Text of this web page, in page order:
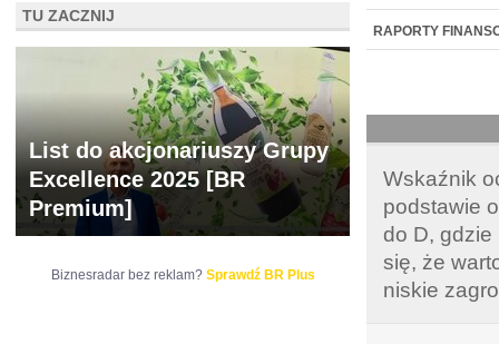
BR LAB
RAPORTY
Wskaźnik
podstawie
do D, gdzie
się, że
niskie
TU ZACZNIJ
List do akcjonariuszy Grupy
Excellence 2025 [BR
Premium]
Biznesradar bez reklam? Sprawdź BR Plus